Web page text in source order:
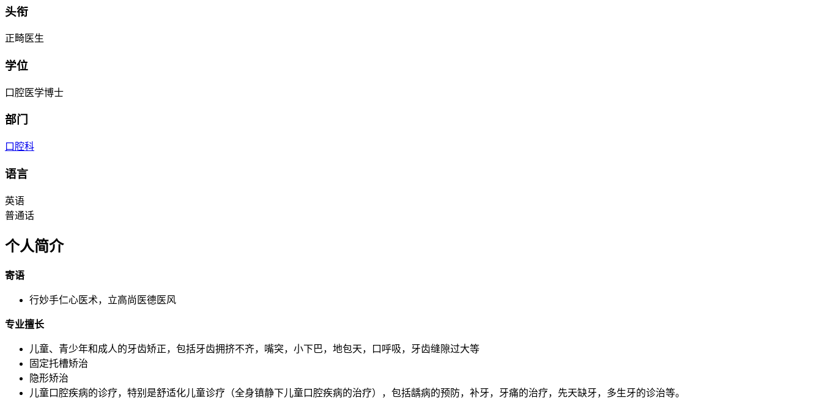
头衔
正畸医生
学位
口腔医学博士
部门
口腔科
语言
英语
普通话
个人简介
寄语
行妙手仁心医术，立高尚医德医风
专业擅长
儿童、青少年和成人的牙齿矫正，包括牙齿拥挤不齐，嘴突，小下巴，地包天，口呼吸，牙齿缝隙过大等
固定托槽矫治
隐形矫治
儿童口腔疾病的诊疗，特别是舒适化儿童诊疗（全身镇静下儿童口腔疾病的治疗），包括龋病的预防，补牙，牙痛的治疗，先天缺牙，多生牙的诊治等。